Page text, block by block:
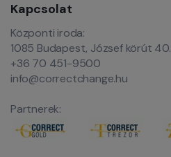
Kapcsolat
Központi iroda:
1085 Budapest, József körút 40.
+36 70 451-9500
info@correctchange.hu
Partnerek: